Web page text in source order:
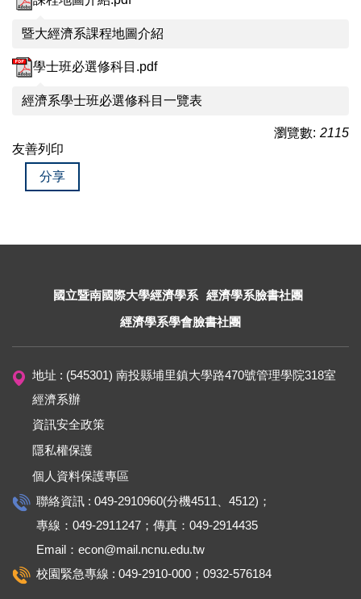
暨大經濟系課程地圖介紹
學士班必選修科目.pdf
經濟系學士班必選修科目一覽表
瀏覽數: 2115
友善列印
分享
國立暨南國際大學經濟學系 經濟學系臉書社團
經濟學系學會臉書社團
地址 : (545301) 南投縣埔里鎮大學路470號管理學院318室
經濟系辦
資訊安全政策
隱私權保護
個人資料保護專區
聯絡資訊 : 049-2910960(分機4511、4512)；
專線：049-2911247；傳真：049-2914435
Email：econ@mail.ncnu.edu.tw
校園緊急專線 : 049-2910-000；0932-576184